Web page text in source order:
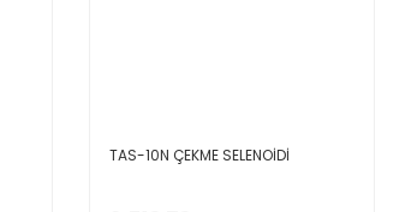
TAS-10N ÇEKME SELENOİDİ